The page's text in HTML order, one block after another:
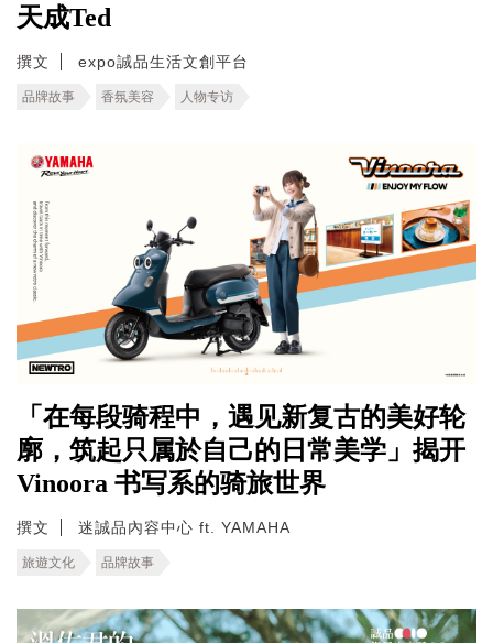
天成Ted
撰文 expo誠品生活文創平台
品牌故事 香氛美容 人物专访
「在每段骑程中，遇见新复古的美好轮
廓，筑起只属於自己的日常美学」揭开
Vinoora 书写系的骑旅世界
撰文 迷誠品內容中心 ft. YAMAHA
旅遊文化 品牌故事